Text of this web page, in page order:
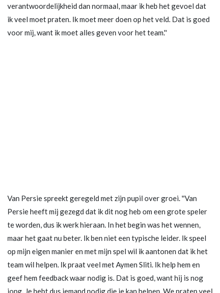
verantwoordelijkheid dan normaal, maar ik heb het gevoel dat
ik veel moet praten. Ik moet meer doen op het veld. Dat is goed
voor mij, want ik moet alles geven voor het team.''
Van Persie spreekt geregeld met zijn pupil over groei. ''Van
Persie heeft mij gezegd dat ik dit nog heb om een grote speler
te worden, dus ik werk hieraan. In het begin was het wennen,
maar het gaat nu beter. Ik ben niet een typische leider. Ik speel
op mijn eigen manier en met mijn spel wil ik aantonen dat ik het
team wil helpen. Ik praat veel met Aymen Sliti. Ik help hem en
geef hem feedback waar nodig is. Dat is goed, want hij is nog
jong. Je hebt dus iemand nodig die je kan helpen. We praten veel